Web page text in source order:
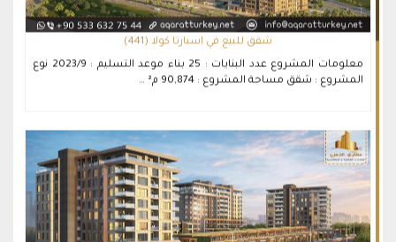
شقق للبيع في اسبارتا كولا (441)
معلومات المشروع عدد البنايات : 25 بناء موعد التسليم : 2023/9 نوع
المشروع : شقق مساحة المشروع : 90,874 م² …